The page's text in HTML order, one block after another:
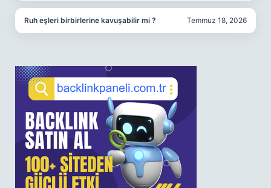
Ruh eşleri birbirlerine kavuşabilir mi ? Temmuz 18, 2026